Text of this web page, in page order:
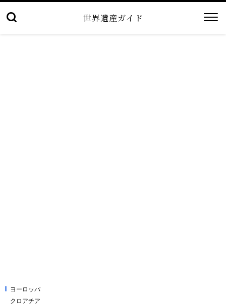
世界遺産ガイド
ヨーロッパ
クロアチア